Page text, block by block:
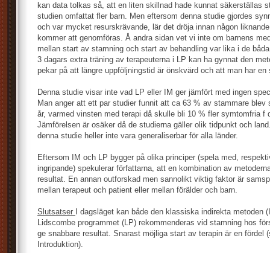
kan data tolkas så, att en liten skillnad hade kunnat säkerställas
studien omfattat fler barn. Men eftersom denna studie gjordes
och var mycket resurskrävande, lär det dröja innan någon
kommer att genomföras. Å andra sidan vet vi inte om barnens
mellan start av stamning och start av behandling var lika i de
3 dagars extra träning av terapeuterna i LP kan ha gynnat den
pekar på att längre uppföljningstid är önskvärd och att man har en
Denna studie visar inte vad LP eller IM ger jämfört med ingen
Man anger att ett par studier funnit att ca 63 % av stammare blev
år, varmed vinsten med terapi då skulle bli 10 % fler symtomfria f
Jämförelsen är osäker då de studierna gäller olik tidpunkt och
denna studie heller inte vara generaliserbar för alla länder.
Eftersom IM och LP bygger på olika principer (spela med,
ingripande) spekulerar författarna, att en kombination av
resultat. En annan outforskad men sannolikt viktig faktor är
mellan terapeut och patient eller mellan förälder och barn.
Slutsatser
I dagsläget kan både den klassiska indirekta metoden
Lidscombe programmet (LP) rekommenderas vid stamning hos
ge snabbare resultat. Snarast möjliga start av terapin är en fördel
Introduktion).